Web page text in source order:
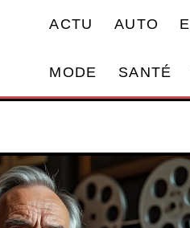
ACTU AUTO
MODE SANTÉ